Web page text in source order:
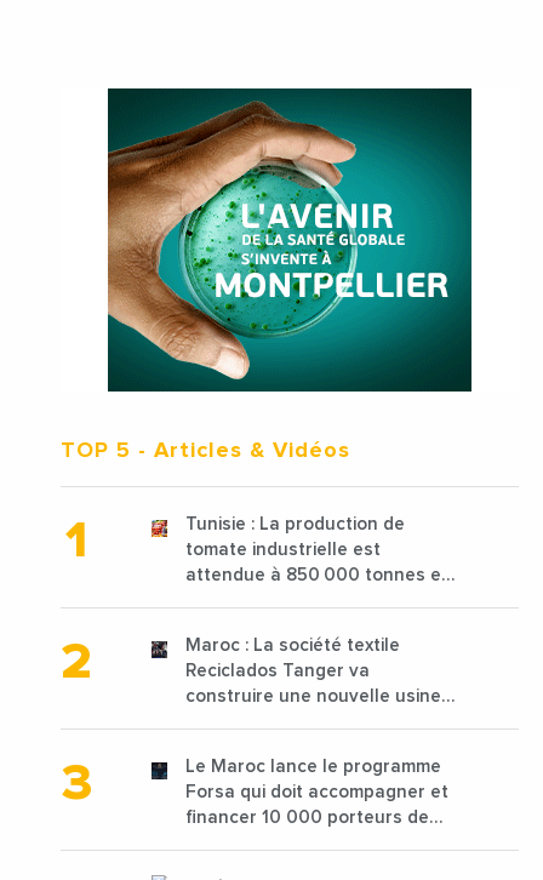
TOP 5 - Articles & Vidéos
Tunisie : La production de
tomate industrielle est
attendue à 850 000 tonnes en
Maroc : La société textile
Reciclados Tanger va
construire une nouvelle usine
Le Maroc lance le programme
Forsa qui doit accompagner et
financer 10 000 porteurs de